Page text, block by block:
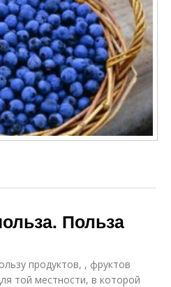
Польза для волос
Польза
продуктов, , фруктов
той местности, в которой